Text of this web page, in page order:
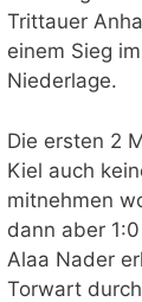
Trittauer
einem Sieg
Niederlage.
Die ersten 2
Kiel auch
mitnehmen
dann aber
Alaa Nader
Torwart